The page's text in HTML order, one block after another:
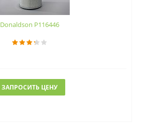
Donaldson P116446
ЗАПРОСИТЬ ЦЕНУ